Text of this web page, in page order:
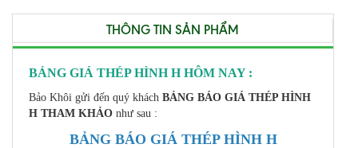
THÔNG TIN SẢN PHẨM
BẢNG GIÁ THÉP HÌNH H HÔM NAY :
Bảo Khôi gửi đến quý khách BẢNG BÁO GIÁ THÉP HÌNH
H THAM KHẢO như sau :
BẢNG BÁO GIÁ THÉP HÌNH H